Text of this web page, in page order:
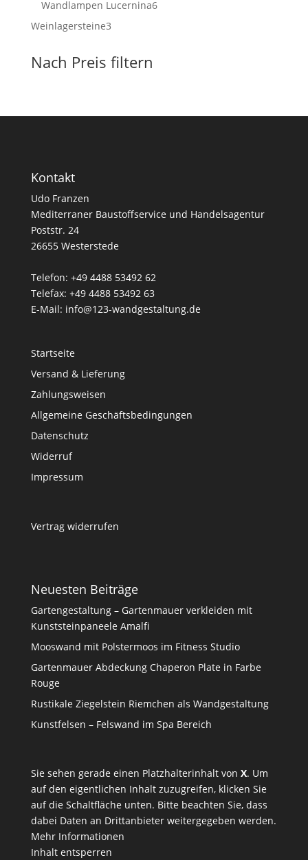
Wandlampen Lucernina66
Weinlagersteine33
Nach Preis filtern
Kontakt
Udo Franzen
Mediterraner Baustoffservice und Handelsagentur
Poststr. 24
26655 Westerstede
Telefon: +49 4488 53492 62
Telefax: +49 4488 53492 63
E-Mail: info@123-wandgestaltung.de
Startseite
Versand & Lieferung
Zahlungsweisen
Allgemeine Geschäftsbedingungen
Datenschutz
Widerruf
Impressum
Vertrag widerrufen
Neuesten Beiträge
Gartengestaltung – Gartenmauer verkleiden mit
Kunststeinpaneele Amalfi
Mooswand mit Polstermoos im Fitness Studio
Gartenmauer Abdeckung Chaperon Plate in Farbe
Rouge
Rustikale Ziegelstein Riemchen als Wandgestaltung
Kunstfelsen – Felswand im Spa Bereich
Sie sehen gerade einen Platzhalterinhalt von X. Um
auf den eigentlichen Inhalt zuzugreifen, klicken Sie
auf die Schaltfläche unten. Bitte beachten Sie, dass
dabei Daten an Drittanbieter weitergegeben werden.
Mehr Informationen
Inhalt entsperren